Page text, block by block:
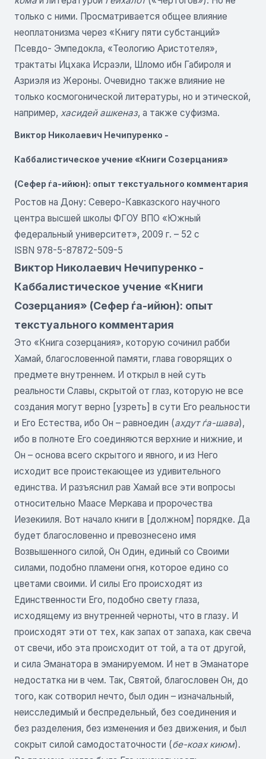
только с ними. Просматривается общее влияние
неоплатонизма через «Книгу пяти субстанций»
Псевдо- Эмпедокла, «Теологию Аристотеля»,
трактаты Ицхака Исраэли, Шломо ибн Габироля и
Азриэля из Жероны. Очевидно также влияние не
только космогонической литературы, но и этической,
например, хасидей ашкеназ, а также суфизма.
Виктор Николаевич Нечипуренко -
Каббалистическое учение «Книги Созерцания»
(Сефер ѓа-ийюн): опыт текстуального комментария
Ростов на Дону: Северо-Кавказского научного
центра высшей школы ФГОУ ВПО «Южный
федеральный университет», 2009 г. – 52 с
ISBN 978-5-87872-509-5
Виктор Николаевич Нечипуренко -
Каббалистическое учение «Книги
Созерцания» (Сефер ѓа-ийюн): опыт
текстуального комментария
Это «Книга созерцания», которую сочинил рабби
Хамай, благословенной памяти, глава говорящих о
предмете внутреннем. И открыл в ней суть
реальности Славы, скрытой от глаз, которую не все
создания могут верно [узреть] в сути Его реальности
и Его Естества, ибо Он – равноедин (ахдут ѓа-шава),
ибо в полноте Его соединяются верхние и нижние, и
Он – основа всего скрытого и явного, и из Него
исходит все проистекающее из удивительного
единства. И разъяснил рав Хамай все эти вопросы
относительно Маасе Меркава и пророчества
Иезекииля. Вот начало книги в [должном] порядке. Да
будет благословенно и превознесено имя
Возвышенного силой, Он Один, единый со Своими
силами, подобно пламени огня, которое едино со
цветами своими. И силы Его происходят из
Единственности Его, подобно свету глаза,
исходящему из внутренней черноты, что в глазу. И
происходят эти от тех, как запах от запаха, как свеча
от свечи, ибо эта происходит от той, а та от другой,
и сила Эманатора в эманируемом. И нет в Эманаторе
недостатка ни в чем. Так, Святой, благословен Он, до
того, как сотворил нечто, был один – изначальный,
неисследимый и беспредельный, без соединения и
без разделения, без изменения и без движения, и был
сокрыт силой самодостаточности (бе-коах киюм).